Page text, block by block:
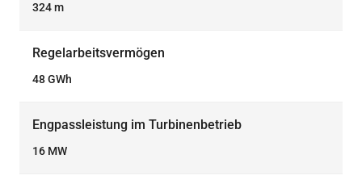
324 m
Regelarbeitsvermögen
48 GWh
Engpassleistung im Turbinenbetrieb
16 MW